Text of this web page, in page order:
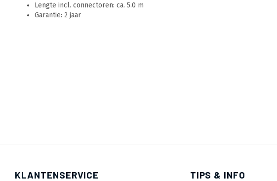
Lengte incl. connectoren: ca. 5.0 m
Garantie: 2 jaar
KLANTENSERVICE TIPS & INFO